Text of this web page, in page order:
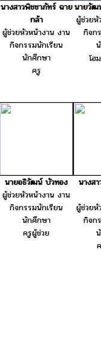
นางสาวพิชชาภัทร์ ฉาย
กล้า
ผู้ช่วยหัวหน้างาน งาน
กิจกรรมนักเรียน
นักศึกษา
ครู
นายวัฒ
ผู้ช่วยหั
กิจก
โฮ
นายอธิวัฒน์ บัวทอง
ผู้ช่วยหัวหน้างาน งาน
กิจกรรมนักเรียน
นักศึกษา
ครูผู้ช่วย
นางส
ผู้ช่วยหั
กิจก